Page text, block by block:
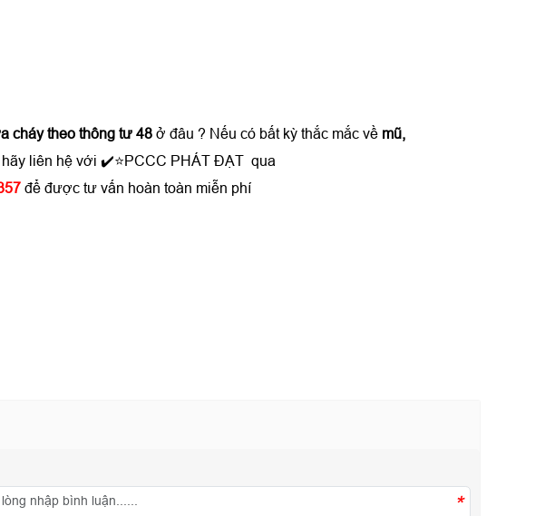
cháy theo thông tư 48 ở đâu ? Nếu có bất kỳ thắc mắc về mũ,
liên hệ với ✔️⭐PCCC PHÁT ĐẠT qua
để được tư vấn hoàn toàn miễn phí
*